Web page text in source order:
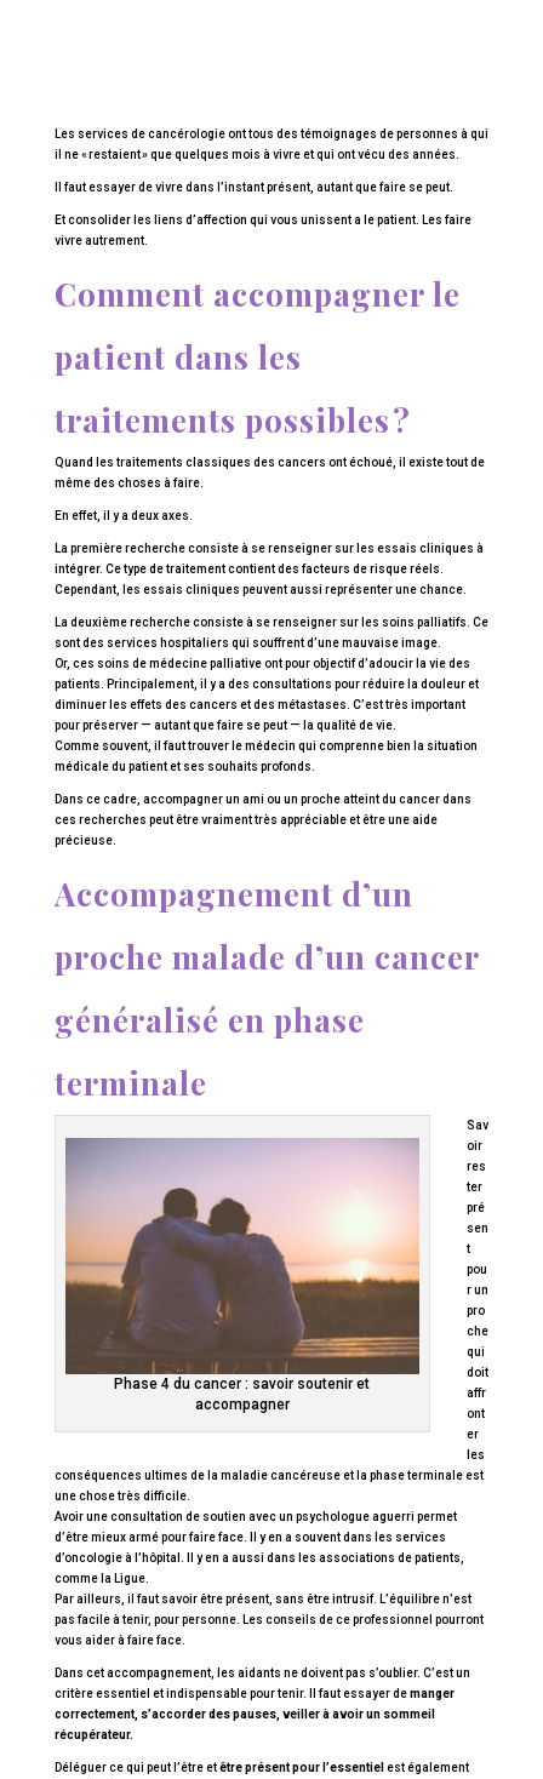
Les services de cancérologie ont tous des témoignages de personnes à qui
il ne « restaient » que quelques mois à vivre et qui ont vécu des années.
Il faut essayer de vivre dans l’instant présent, autant que faire se peut.
Et consolider les liens d’affection qui vous unissent a le patient. Les faire
vivre autrement.
Comment accompagner le
patient dans les
traitements possibles ?
Quand les traitements classiques des cancers ont échoué, il existe tout de
même des choses à faire.
En effet, il y a deux axes.
La première recherche consiste à se renseigner sur les essais cliniques à
intégrer. Ce type de traitement contient des facteurs de risque réels.
Cependant, les essais cliniques peuvent aussi représenter une chance.
La deuxième recherche consiste à se renseigner sur les soins palliatifs. Ce
sont des services hospitaliers qui souffrent d’une mauvaise image.
Or, ces soins de médecine palliative ont pour objectif d’adoucir la vie des
patients. Principalement, il y a des consultations pour réduire la douleur et
diminuer les effets des cancers et des métastases. C’est très important
pour préserver — autant que faire se peut — la qualité de vie.
Comme souvent, il faut trouver le médecin qui comprenne bien la situation
médicale du patient et ses souhaits profonds.
Dans ce cadre, accompagner un ami ou un proche atteint du cancer dans
ces recherches peut être vraiment très appréciable et être une aide
précieuse.
Accompagnement d’un
proche malade d’un cancer
généralisé en phase
terminale
Phase 4 du cancer : savoir soutenir et
accompagner
Sav
oir
res
ter
pré
sen
t
pou
r un
pro
che
qui
doit
affr
ont
er
les
conséquences ultimes de la maladie cancéreuse et la phase terminale est
une chose très difficile.
Avoir une consultation de soutien avec un psychologue aguerri permet
d’être mieux armé pour faire face. Il y en a souvent dans les services
d’oncologie à l’hôpital. Il y en a aussi dans les associations de patients,
comme la Ligue.
Par ailleurs, il faut savoir être présent, sans être intrusif. L’équilibre n’est
pas facile à tenir, pour personne. Les conseils de ce professionnel pourront
vous aider à faire face.
Dans cet accompagnement, les aidants ne doivent pas s’oublier. C’est un
critère essentiel et indispensable pour tenir. Il faut essayer demanger
correctement, s’accorder des pauses, veiller à avoir un sommeil
récupérateur.
Déléguer ce qui peut l’être etêtre présent pour l’essentiel est également